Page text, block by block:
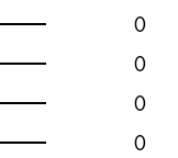
0
0
0
0